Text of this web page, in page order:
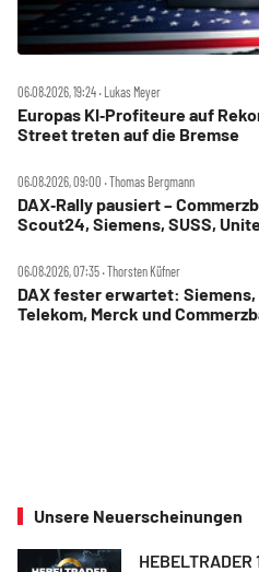
06.08.2026, 19:24 ‧ Lukas Meyer
Europas KI‑Profiteure auf
Street treten auf die Bremse
06.08.2026, 09:00 ‧ Thomas Bergmann
DAX‑Rally pausiert –
Scout24, Siemens, SUSS,
06.08.2026, 07:35 ‧ Thorsten Küfner
DAX fester erwartet:
Telekom, Merck und
Unsere Neuerscheinungen
HEBELTRADER